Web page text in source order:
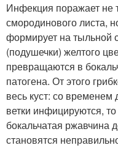
Инфекция поражает не
смородинового листа,
формирует на тыльной
(подушечки) желтого
превращаются в
патогена. От этого
весь куст: со временем
ветки инфицируются,
бокальчатая ржавчина
становятся